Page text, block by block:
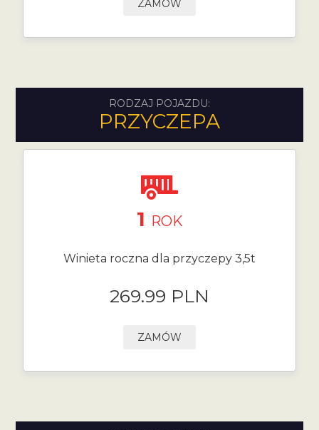
ZAMÓW
RODZAJ POJAZDU:
PRZYCZEPA
1 ROK
Winieta roczna dla przyczepy 3,5t
269.99 PLN
ZAMÓW